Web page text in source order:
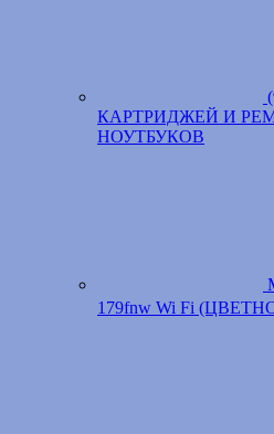
КАРТРИДЖЕЙ И
НОУТБУКОВ
179fnw Wi Fi